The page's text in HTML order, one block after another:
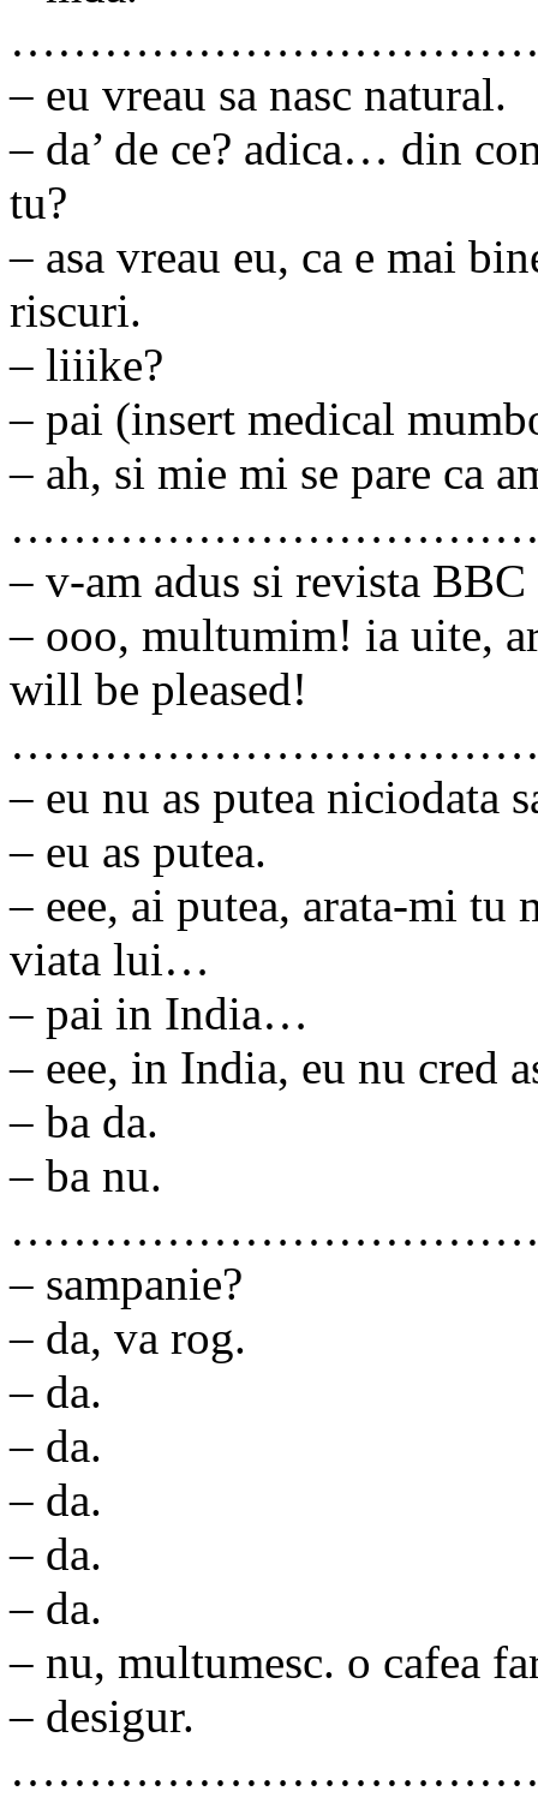
– eu vreau sa nasc natural.
– da’ de ce? adica… din
tu?
– asa vreau eu, ca e mai
riscuri.
– liiike?
– pai (insert medical
– ah, si mie mi se pare ca
– v-am adus si revista BBC
– ooo, multumim! ia uite,
will be pleased!
– eu nu as putea niciodata
– eu as putea.
– eee, ai putea, arata-mi tu
viata lui…
– pai in India…
– eee, in India, eu nu cred
– ba da.
– ba nu.
– sampanie?
– da, va rog.
– da.
– da.
– da.
– da.
– da.
– nu, multumesc. o cafea
– desigur.